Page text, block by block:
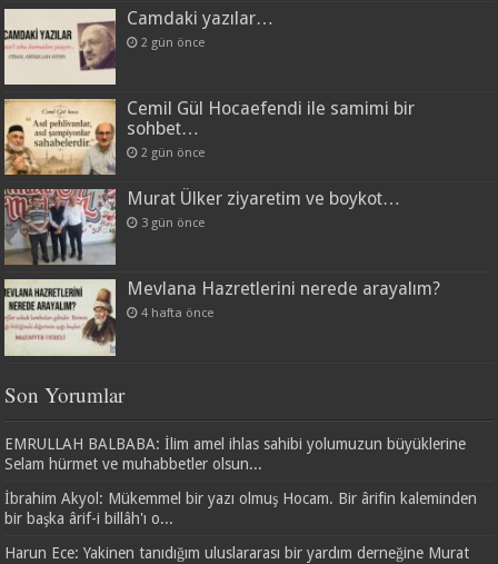
Camdaki yazılar…
2 gün önce
Cemil Gül Hocaefendi ile samimi bir
sohbet…
2 gün önce
Murat Ülker ziyaretim ve boykot…
3 gün önce
Mevlana Hazretlerini nerede arayalım?
4 hafta önce
Son Yorumlar
EMRULLAH BALBABA: İlim amel ihlas sahibi yolumuzun büyüklerine
Selam hürmet ve muhabbetler olsun...
İbrahim Akyol: Mükemmel bir yazı olmuş Hocam. Bir ârifin kaleminden
bir başka ârif-i billâh'ı o...
Harun Ece: Yakinen tanıdığım uluslararası bir yardım derneğine Murat